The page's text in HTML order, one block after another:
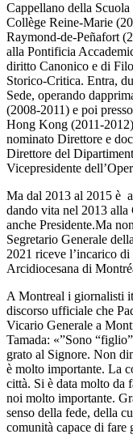
Cappellano della
Collège Reine-Marie
Raymond-de-Peñafort
alla Pontificia
diritto Canonico e di
Storico-Critica. Entra,
Sede, operando
(2008-2011) e poi
Hong Kong (2011-
nominato Direttore e
Direttore del
Vicepresidente
Ma dal 2013 al 2015 è
dando vita nel 2013
anche Presidente.Ma
Segretario Generale
2021 riceve l’incarico
Arcidiocesana di
A Montreal i giornalisti
discorso ufficiale che
Vicario Generale a
Tamada: «”Sono
grato al Signore. Non
è molto importante. La
città. Si è data molto da
noi molto importante.
senso della fede, della
comunità capace di fare